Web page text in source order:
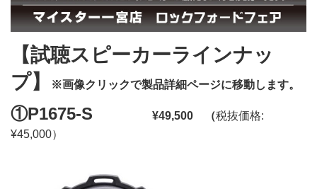
【試聴スピーカーラインナッ
プ】
※画像クリックで製品詳細ページに移動します。
①P1675-S ¥49,500 （税抜価格:
¥45,000）